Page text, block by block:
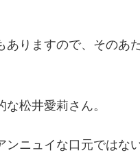
りますので、そのあ
松井愛莉さん。
ニュイな口元ではな